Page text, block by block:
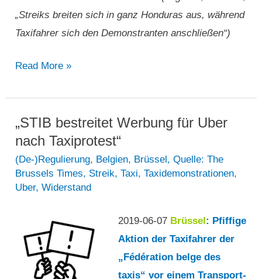
„Streiks breiten sich in ganz Honduras aus, während
Taxifahrer sich den Demonstranten anschließen“)
„Streiks
sich
in
ganz
Honduras
aus,
während
den
Demonstranten
Read More »
„STIB bestreitet Werbung für Uber
nach Taxiprotest“
(De-)Regulierung, Belgien, Brüssel,Quelle: The
Brussels Times, Streik,Taxi,Taxidemonstrationen,
Uber,Widerstand
2019-06-07 Brüssel : Pfiffige
Aktion der Taxifahrer der
„Fédération belge des
taxis“ vor einem Transport-